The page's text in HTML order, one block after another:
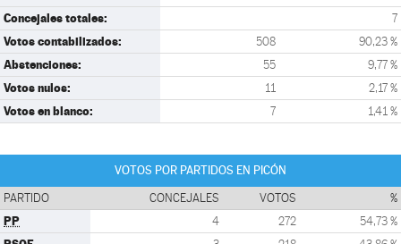
Concejales totales: 7
Votos contabilizados: 508 90,23 %
Abstenciones: 55 9,77 %
Votos nulos: 11 2,17 %
Votos en blanco: 7 1,41 %
VOTOS POR PARTIDOS EN PICÓN
PARTIDO CONCEJALES VOTOS %
PP 4 272 54,73 %